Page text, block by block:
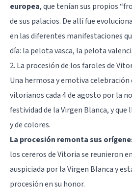
europea, que tenían sus propios
de sus palacios. De allí fue
en las diferentes manifestaciones
día: la pelota vasca, la pelota
2. La procesión de los faroles de
Una hermosa y emotiva celebración
vitorianos cada 4 de agosto por la
festividad de la Virgen Blanca, y que
y de colores.
La procesión remonta sus
los cereros de Vitoria se reunieron
auspiciada por la Virgen Blanca y
procesión en su honor.